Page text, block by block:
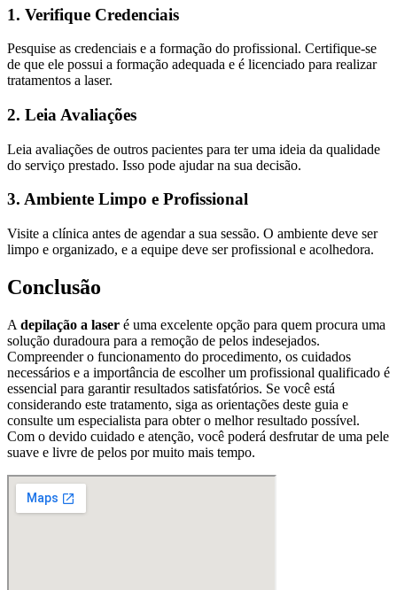
1. Verifique Credenciais
Pesquise as credenciais e a formação do profissional. Certifique-se
de que ele possui a formação adequada e é licenciado para realizar
tratamentos a laser.
2. Leia Avaliações
Leia avaliações de outros pacientes para ter uma ideia da qualidade
do serviço prestado. Isso pode ajudar na sua decisão.
3. Ambiente Limpo e Profissional
Visite a clínica antes de agendar a sua sessão. O ambiente deve ser
limpo e organizado, e a equipe deve ser profissional e acolhedora.
Conclusão
A depilação a laser é uma excelente opção para quem procura uma
solução duradoura para a remoção de pelos indesejados.
Compreender o funcionamento do procedimento, os cuidados
necessários e a importância de escolher um profissional qualificado é
essencial para garantir resultados satisfatórios. Se você está
considerando este tratamento, siga as orientações deste guia e
consulte um especialista para obter o melhor resultado possível.
Com o devido cuidado e atenção, você poderá desfrutar de uma pele
suave e livre de pelos por muito mais tempo.